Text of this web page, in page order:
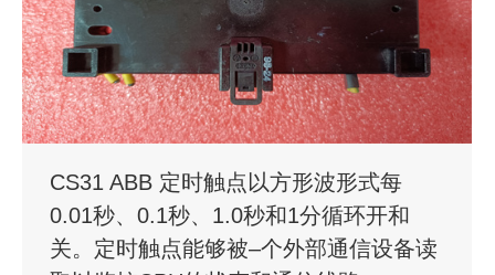
CS31 ABB 定时触点以方形波形式每
0.01秒、0.1秒、1.0秒和1分循环开和
关。定时触点能够被–个外部通信设备读